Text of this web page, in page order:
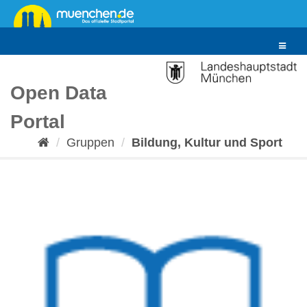
Überspringen
zum
Toggle
Open Data
Portal
Gruppen Bildung, Kultur und Sport